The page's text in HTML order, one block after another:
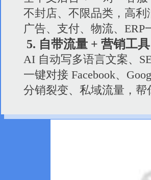
不封店、不限品类，高
广告、支付、物流、ERP
5. 自带流量 + 营销工具
AI 自动写多语言文案、
一键对接 Facebook、
分销裂变、私域流量，帮